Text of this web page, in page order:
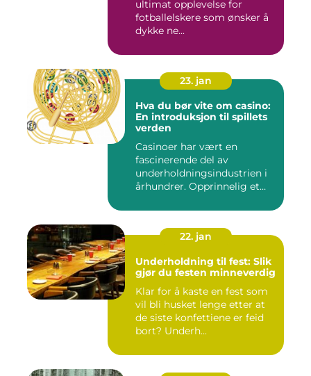
ultimat opplevelse for
fotballelskere som ønsker å
dykke ne...
23. jan
Hva du bør vite om casino:
En introduksjon til spillets
verden
Casinoer har vært en
fascinerende del av
underholdningsindustrien i
århundrer. Opprinnelig et
22. jan
Underholdning til fest: Slik
gjør du festen minneverdig
Klar for å kaste en fest som
vil bli husket lenge etter at
de siste konfettiene er feid
bort? Underh...